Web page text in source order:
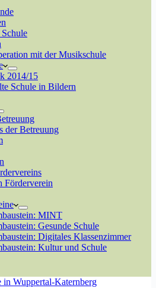
mit der Musikschule
2014/15
Schule in Bildern
der Betreuung
Förderverein
MINT
Gesunde Schule
Digitales Klassenzimmer
Kultur und Schule